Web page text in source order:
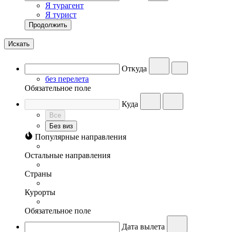
Я турагент
Я турист
Продолжить
Искать
Откуда
без перелета
Обязательное поле
Куда
Все
Без виз
Популярные направления
Остальные направления
Страны
Курорты
Обязательное поле
Дата вылета